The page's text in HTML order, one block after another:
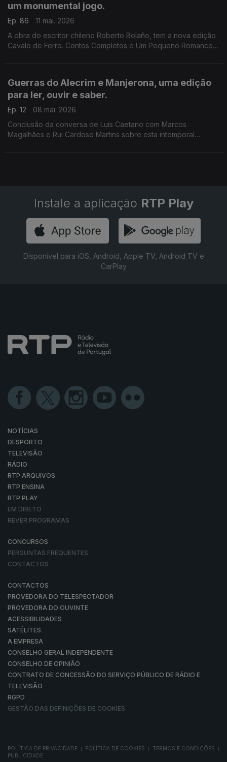
um monumental jogo.
Ep. 86
11 mai. 2026
A obra do escritor chileno Roberto Bolaño, tem a nova edição
Cavalo de Ferro. Contos Completos e Um Pequeno Romance
Guerras do Alecrim e Manjerona, uma edição
para ler, ouvir e saber.
Ep. 12
08 mai. 2026
Conclusão da conversa de Luís Caetano com Marcos
Magalhães e Rui Cardoso Martins sobre esta intemporal
Instale a aplicação RTP Play
Disponível para iOS, Android, Apple TV, Android TV e
CarPlay
NOTÍCIAS
DESPORTO
TELEVISÃO
RÁDIO
RTP ARQUIVOS
RTP ENSINA
RTP PLAY
EM DIRETO
REVER PROGRAMAS
CONCURSOS
PERGUNTAS FREQUENTES
CONTACTOS
CONTACTOS
PROVEDORA DO TELESPECTADOR
PROVEDORA DO OUVINTE
ACESSIBILIDADES
SATÉLITES
A EMPRESA
CONSELHO GERAL INDEPENDENTE
CONSELHO DE OPINIÃO
CONTRATO DE CONCESSÃO DO SERVIÇO PÚBLICO DE RÁDIO E
TELEVISÃO
RGPD
GESTÃO DAS DEFINIÇÕES DE COOKIES
POLÍTICA DE PRIVACIDADE POLÍTICA DE COOKIES TERMOS E CONDIÇÕES
PUBLICIDADE